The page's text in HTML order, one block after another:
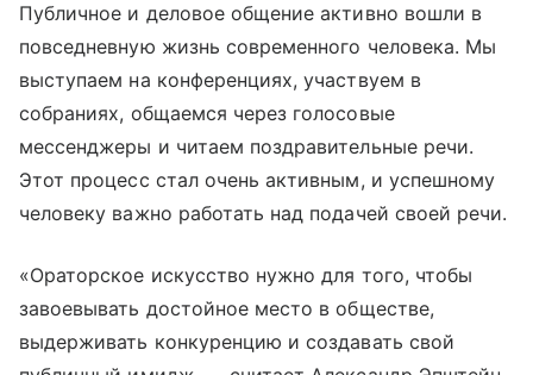
Публичное и деловое общение активно вошли в
повседневную жизнь современного человека. Мы
выступаем на конференциях, участвуем в
собраниях, общаемся через голосовые
мессенджеры и читаем поздравительные речи.
Этот процесс стал очень активным, и успешному
человеку важно работать над подачей своей речи.
«Ораторское искусство нужно для того, чтобы
завоевывать достойное место в обществе,
выдерживать конкуренцию и создавать свой